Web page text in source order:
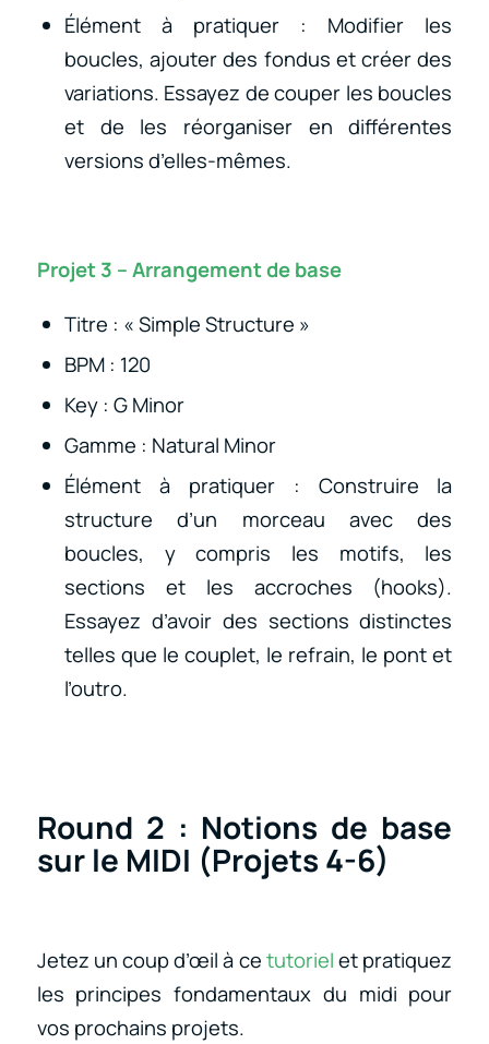
Élément à pratiquer : Modifier les
boucles, ajouter des fondus et créer des
variations. Essayez de couper les boucles
et de les réorganiser en différentes
versions d’elles-mêmes.
Projet 3 – Arrangement de base
Titre : « Simple Structure »
BPM : 120
Key : G Minor
Gamme : Natural Minor
Élément à pratiquer : Construire la
structure d’un morceau avec des
boucles, y compris les motifs, les
sections et les accroches (hooks).
Essayez d’avoir des sections distinctes
telles que le couplet, le refrain, le pont et
l’outro.
Round 2 : Notions de base
sur le MIDI (Projets 4-6)
Jetez un coup d’œil à cetutorielet pratiquez
les principes fondamentaux du midi pour
vos prochains projets.